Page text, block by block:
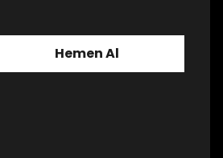
Hemen Al